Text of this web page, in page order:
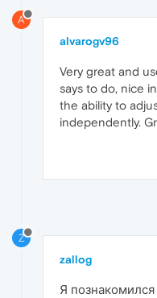
A
alvarogv96
Very great and
says to do, nice
the ability to
independently.
Z
zallog
Я